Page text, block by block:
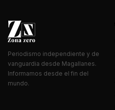
Periodismo independiente y de
vanguardia desde Magallanes.
Informamos desde el fin del
mundo.